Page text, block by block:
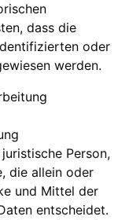
dass die
oder
werden.
Person,
die allein oder
und Mittel der
entscheidet.